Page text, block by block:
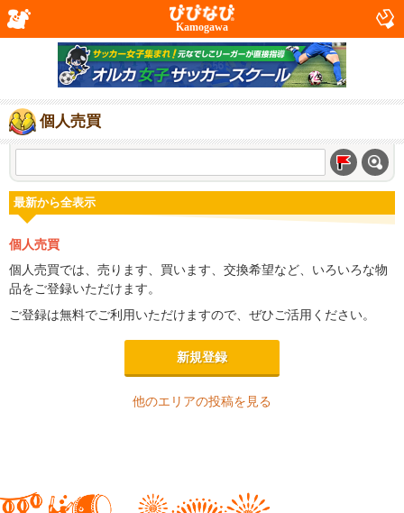
Kamogawa
個人売買
最新から全表示
個人売買
個人売買では、売ります、買います、交換希望など、いろいろな物
品をご登録いただけます。
ご登録は無料でご利用いただけますので、ぜひご活用ください。
新規登録
他のエリアの投稿を見る